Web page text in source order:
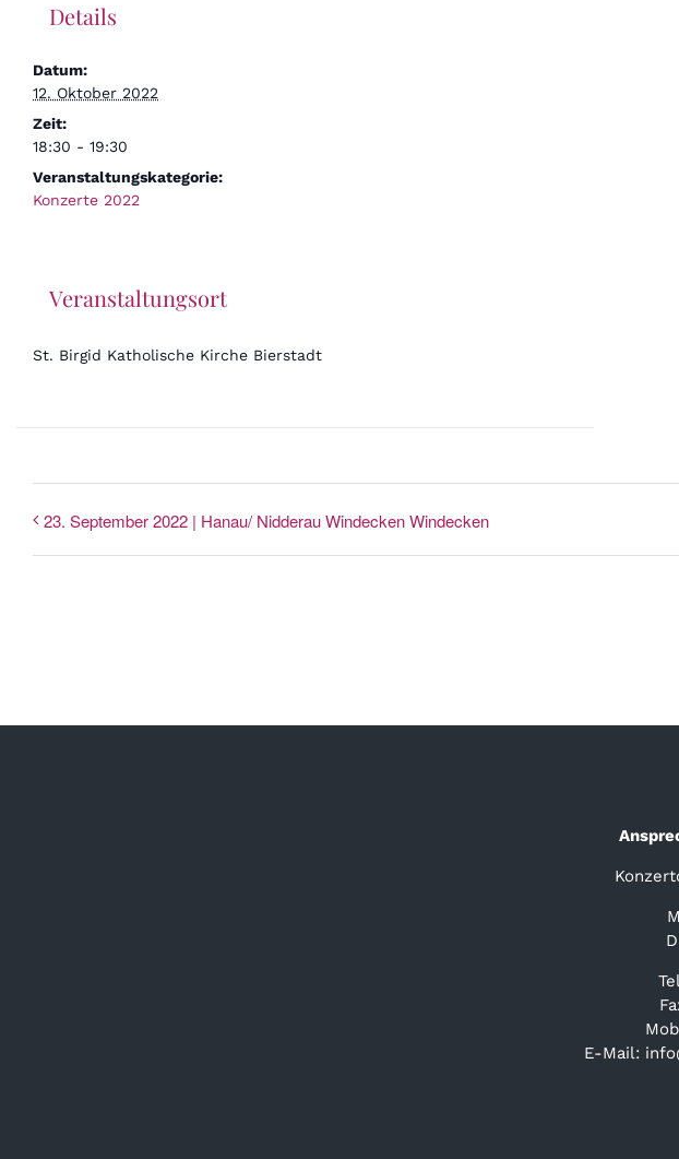
Details
Datum:
12. Oktober 2022
Zeit:
18:30 - 19:30
Veranstaltungskategorie:
Konzerte 2022
Veranstaltungsort
St. Birgid Katholische Kirche Bierstadt
23. September 2022 | Hanau/ Nidderau Windecken Windecken
E-Mail: